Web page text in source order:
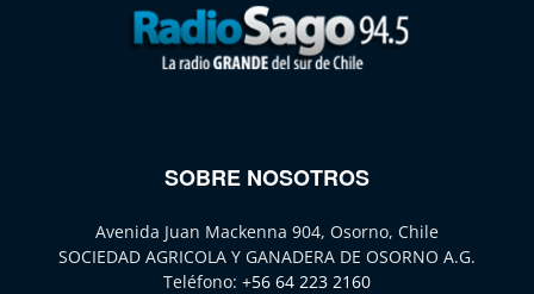
SOBRE NOSOTROS
Avenida Juan Mackenna 904, Osorno, Chile
SOCIEDAD AGRICOLA Y GANADERA DE OSORNO A.G.
Teléfono: +56 64 223 2160